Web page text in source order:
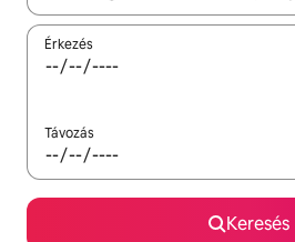
Érkezés
Távozás
Keresés